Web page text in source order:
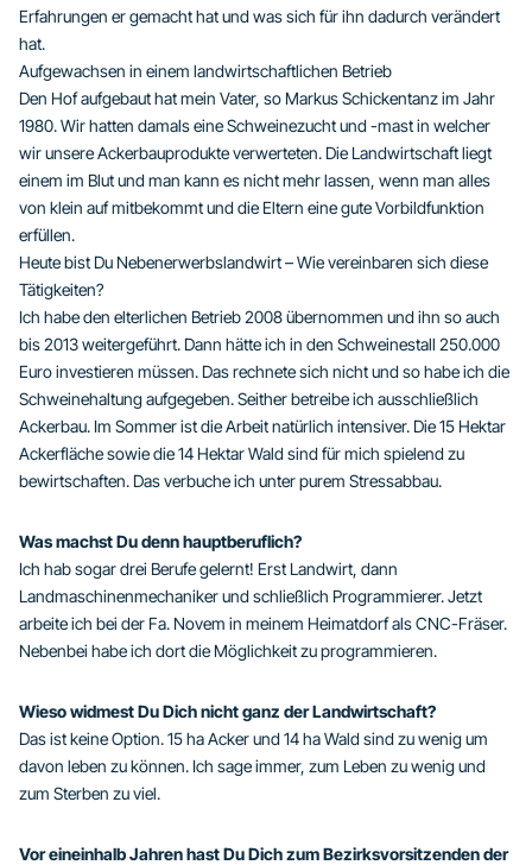
Erfahrungen er gemacht hat und was sich für ihn dadurch verändert
hat.
Aufgewachsen in einem landwirtschaftlichen Betrieb
Den Hof aufgebaut hat mein Vater, so Markus Schickentanz im Jahr
1980. Wir hatten damals eine Schweinezucht und -mast in welcher
wir unsere Ackerbauprodukte verwerteten. Die Landwirtschaft liegt
einem im Blut und man kann es nicht mehr lassen, wenn man alles
von klein auf mitbekommt und die Eltern eine gute Vorbildfunktion
erfüllen.
Heute bist Du Nebenerwerbslandwirt – Wie vereinbaren sich diese
Tätigkeiten?
Ich habe den elterlichen Betrieb 2008 übernommen und ihn so auch
bis 2013 weitergeführt. Dann hätte ich in den Schweinestall 250.000
Euro investieren müssen. Das rechnete sich nicht und so habe ich die
Schweinehaltung aufgegeben. Seither betreibe ich ausschließlich
Ackerbau. Im Sommer ist die Arbeit natürlich intensiver. Die 15 Hektar
Ackerfläche sowie die 14 Hektar Wald sind für mich spielend zu
bewirtschaften. Das verbuche ich unter purem Stressabbau.
Was machst Du denn hauptberuflich?
Ich hab sogar drei Berufe gelernt! Erst Landwirt, dann
Landmaschinenmechaniker und schließlich Programmierer. Jetzt
arbeite ich bei der Fa. Novem in meinem Heimatdorf als CNC-Fräser.
Nebenbei habe ich dort die Möglichkeit zu programmieren.
Wieso widmest Du Dich nicht ganz der Landwirtschaft?
Das ist keine Option. 15 ha Acker und 14 ha Wald sind zu wenig um
davon leben zu können. Ich sage immer, zum Leben zu wenig und
zum Sterben zu viel.
Vor eineinhalb Jahren hast Du Dich zum Bezirksvorsitzenden der